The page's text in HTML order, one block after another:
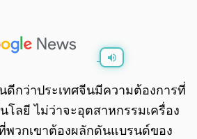
/
ดีกว่าประเทศจีนมีความต้องการที่
โลยี ไม่ว่าจะอุตสาหกรรมเครื่อง
วกเขาต้องผลักดันแบรนด์ของ